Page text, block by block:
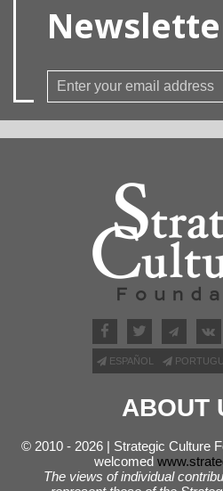
ESPAÑOL
ABOUT
© 2010 - 2026 | Strategic Culture
welcomed
The views of individual